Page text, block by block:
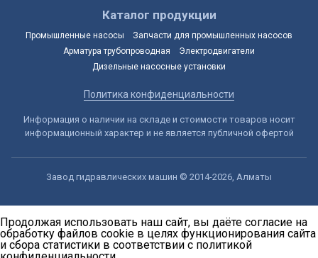
Каталог продукции
Промышленные насосы
Запчасти для промышленных насосов
Арматура трубопроводная
Электродвигатели
Дизельные насосные установки
Политика конфиденциальности
Информация о наличии на складе и стоимости товаров носит
информационный характер и не является публичной офертой
Завод гидравлических машин © 2014-2026, Алматы
Продолжая использовать наш сайт, вы даёте согласие на
обработку файлов cookie в целях функционирования сайта
и сбора статистики в соответствии с политикой